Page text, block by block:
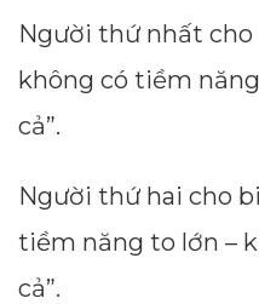
Người thứ nhất
không có tiềm
cả”.
Người thứ hai cho
tiềm năng to lớn –
cả”.